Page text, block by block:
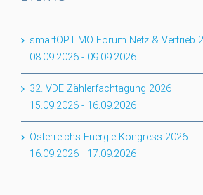
smartOPTIMO Forum Netz & Vertrieb
08.09.2026 - 09.09.2026
32. VDE Zählerfachtagung 2026
15.09.2026 - 16.09.2026
Österreichs Energie Kongress 2026
16.09.2026 - 17.09.2026